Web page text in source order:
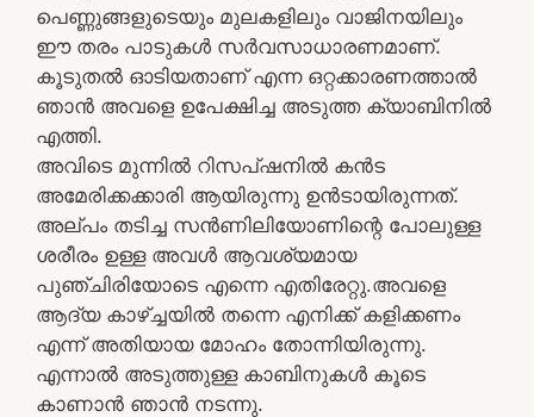
പെണ്ണുങ്ങളുടെയും മുലകളിലും വാജിനയിലും
ഈ തരം പാടുകൾ സർവസാധാരണമാണ്.
കൂടുതൽ ഓടിയതാണ് എന്ന ഒറ്റക്കാരണത്താൽ
ഞാൻ അവളെ ഉപേക്ഷിച്ച അടുത്ത ക്യാബിനിൽ
എത്തി.
അവിടെ മുന്നിൽ റിസപ്‌ഷനിൽ കൻട
അമേരിക്കക്കാരി ആയിരുന്നു ഉൻടായിരുന്നത്.
അല്പം തടിച്ച സൻണിലിയോണിന്റെ പോലുള്ള
ശരീരം ഉള്ള അവൾ ആവശ്യമായ
പുഞ്ചിരിയോടെ എന്നെ എതിരേറ്റു.അവളെ
ആദ്യ കാഴ്ച്ചയിൽ തന്നെ എനിക്ക് കളിക്കണം
എന്ന് അതിയായ മോഹം തോന്നിയിരുന്നു.
എന്നാൽ അടുത്തുള്ള കാബിനുകൾ കൂടെ
കാണാൻ ഞാൻ നടന്നു.